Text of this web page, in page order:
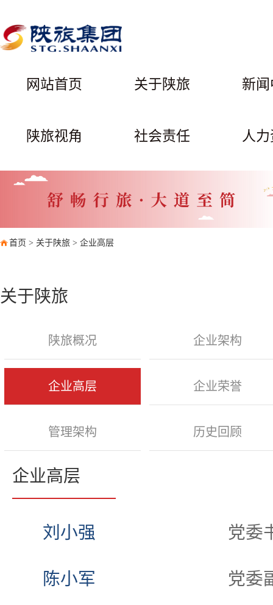
网站首页 关于陕旅 新
陕旅视角 社会责任 人
首页 > 关于陕旅 > 企业高层
关于陕旅
陕旅概况 企业架构
企业高层 企业荣誉
管理架构 历史回顾
企业高层
刘小强 党委
陈小军 党委